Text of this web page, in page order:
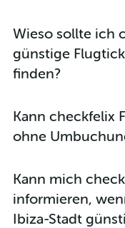
Wieso sollte ich
günstige
finden?
Kann checkfelix
ohne
Kann mich
informieren,
Ibiza-Stadt